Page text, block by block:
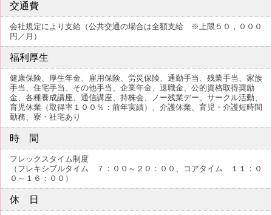
交通費
会社規定により支給（公共交通の場合は全額支給 ※上限５０，０００
円／月）
福利厚生
健康保険、厚生年金、雇用保険、労災保険、通勤手当、残業手当、家族
手当、住宅手当、その他手当、企業年金、退職金、公的資格取得奨励
金、各種養成講座、通信講座、持株会、ノー残業デー、サークル活動、
育児休業（取得率１００％：前年実績）、介護休業、育児・介護短時間
勤務、寮・社宅あり
時 間
フレックスタイム制度
（フレキシブルタイム ７：００～２０：００、コアタイム １１：０
０～１６：００）
休 日